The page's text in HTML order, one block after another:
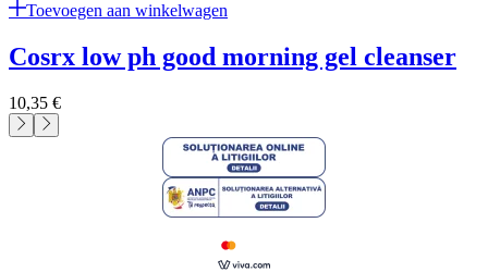
Toevoegen aan winkelwagen
cosrx low ph good morning gel cleanser
10,35 €